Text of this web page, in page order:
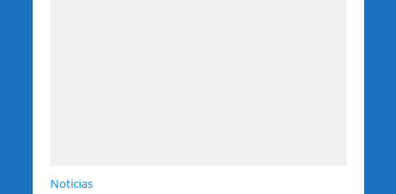
Noticias